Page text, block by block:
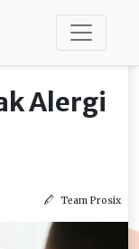
Alergi
Team Prosix